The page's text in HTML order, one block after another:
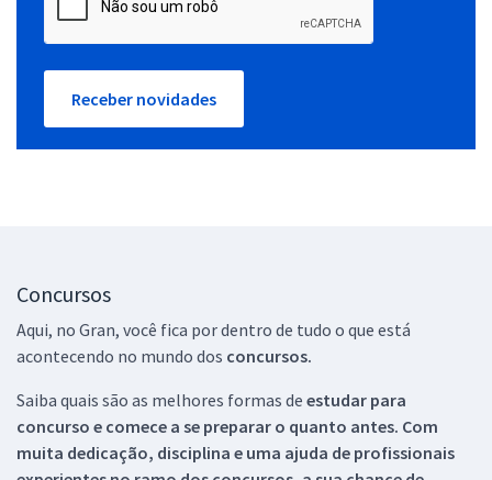
Receber novidades
Concursos
Aqui, no Gran, você fica por dentro de tudo o que está
acontecendo no mundo dos concursos.
Saiba quais são as melhores formas de estudar para
concurso e comece a se preparar o quanto antes. Com
muita dedicação, disciplina e uma ajuda de profissionais